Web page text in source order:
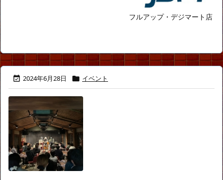
フルアップ・デジマート店
 2024年6月28日  イベント